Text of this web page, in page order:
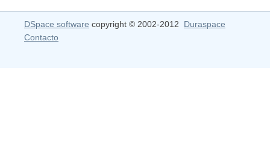
DSpace software copyright © 2002-2012 Duraspace
Contacto